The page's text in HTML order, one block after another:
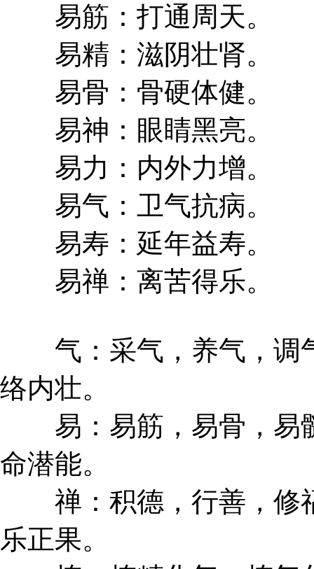
易筋：打通周天。
易精：滋阴壮肾。
易骨：骨硬体健。
易神：眼睛黑亮。
易力：内外力增。
易气：卫气抗病。
易寿：延年益寿。
易禅：离苦得乐。
气：采气，养气，调
络内壮。
易：易筋，易骨，易
命潜能。
禅：积德，行善，修
乐正果。